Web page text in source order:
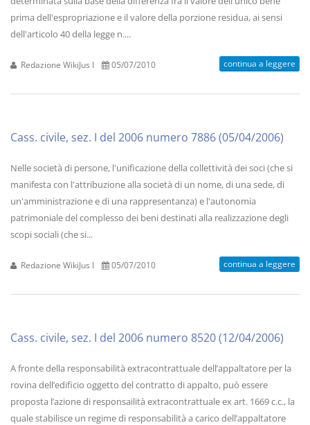
prima dell'espropriazione e il valore della porzione residua, ai sensi
dell'articolo 40 della legge n....
Redazione WikiJus I 05/07/2010 continua a leggere
Cass. civile, sez. I del 2006 numero 7886 (05/04/2006)
Nelle società di persone, l'unificazione della collettività dei soci (che si
manifesta con l'attribuzione alla società di un nome, di una sede, di
un'amministrazione e di una rappresentanza) e l'autonomia
patrimoniale del complesso dei beni destinati alla realizzazione degli
scopi sociali (che si...
Redazione WikiJus I 05/07/2010 continua a leggere
Cass. civile, sez. I del 2006 numero 8520 (12/04/2006)
A fronte della responsabilità extracontrattuale dell’appaltatore per la
rovina dell’edificio oggetto del contratto di appalto, può essere
proposta l’azione di responsailità extracontrattuale ex art. 1669 c.c., la
quale stabilisce un regime di responsabilità a carico dell’appaltatore